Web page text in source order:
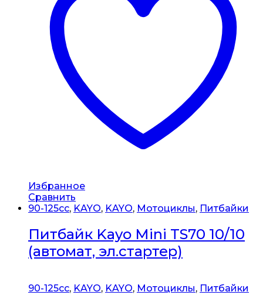
Избранное
Сравнить
90-125cc, KAYO, KAYO, Мотоциклы, Питбайки
Питбайк Kayo Mini TS70 10/10
(автомат, эл.стартер)
90-125cc, KAYO, KAYO, Мотоциклы, Питбайки